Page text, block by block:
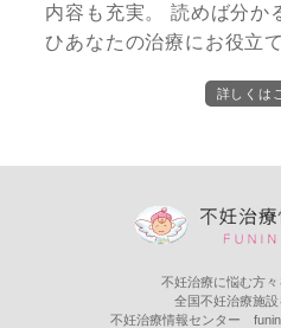
内容も充実。 読めば分か
ひあなたの治療にお役立
詳しくは
不妊治療に悩む方々
全国不妊治療施
不妊治療情報センター